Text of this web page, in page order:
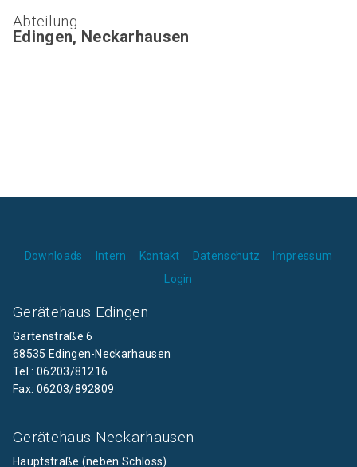
Abteilung
Edingen, Neckarhausen
Downloads Intern Kontakt Datenschutz
Impressum
Login
Gerätehaus Edingen
Gartenstraße 6
68535 Edingen-Neckarhausen
Tel.: 06203/81216
Fax: 06203/892809
Gerätehaus Neckarhausen
Hauptstraße (neben Schloss)